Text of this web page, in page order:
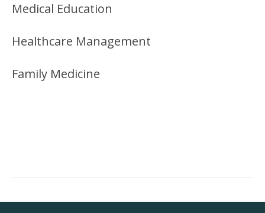
Medical Education
Healthcare Management
Family Medicine